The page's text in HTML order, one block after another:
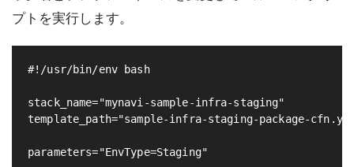
プトを実行します。
#!/usr/bin/env bash
stack_name="mynavi-sample-infra-staging"
template_path="sample-infra-staging-package-
parameters="EnvType=Staging"